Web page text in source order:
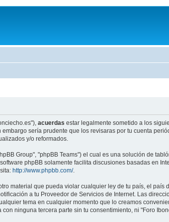
acuerdas estar legalmente sometido a los
sería prudente que los revisaras por tu cuenta
y/o reformados.
Group", "phpBB Teams") el cual es una solución de
phpBB solamente facilita discusiones basadas en
http://www.phpbb.com/.
material que pueda violar cualquier ley de tu país, el país
a tu Proveedor de Servicios de Internet. Las
tema en cualquier momento que lo creamos
ninguna tercera parte sin tu consentimiento, ni "Foro